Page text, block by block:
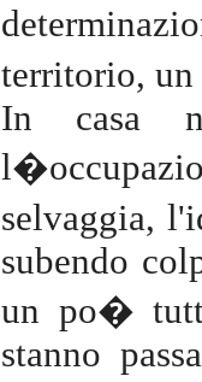
territorio,
In casa
selvaggia,
subendo
un po�
stanno